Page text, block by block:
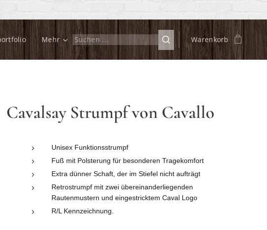
Mehr Warenkorb
Cavalsay Strumpf von Cavallo
Unisex Funktionsstrumpf
Fuß mit Polsterung für besonderen Tragekomfort
Extra dünner Schaft, der im Stiefel nicht aufträgt
Retrostrumpf mit zwei übereinanderliegenden
Rautenmustern und eingestricktem Caval Logo
R/L Kennzeichnung.